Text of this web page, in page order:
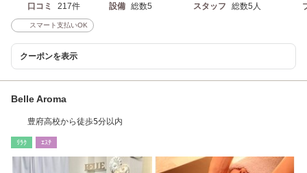
口コミ 217件 設備 総数5 スタッフ 総数5人
スマート支払いOK
クーポンを表示
Belle Aroma
豊府高校から徒歩5分以内
ﾘﾗｸ ｴｽﾃ